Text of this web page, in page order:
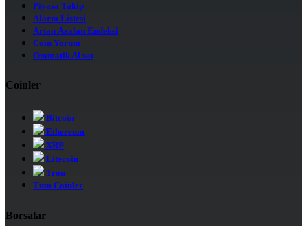
Piyasa Takip
Alarm Listesi
Artan Azalan Endeksi
Coin Yorum
Otomatik Al sat
Coinler
Bitcoin
Ethereum
XRP
Litecoin
Tron
Tüm Coinler
Borsalar